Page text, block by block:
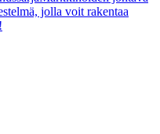
jolla voit rakentaa